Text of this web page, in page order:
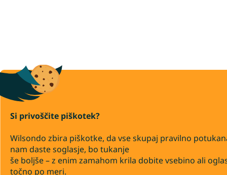
Si privoščite piškotek?
Wilsondo zbira piškotke, da vse skupaj pravilno
nam daste soglasje, bo tukanje
še boljše – z enim zamahom krila dobite vsebino ali
točno po meri.